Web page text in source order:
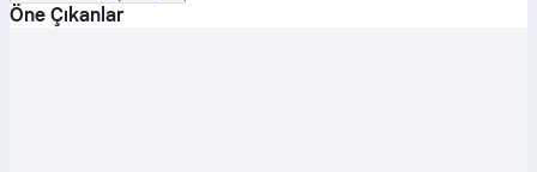
Öne Çıkanlar